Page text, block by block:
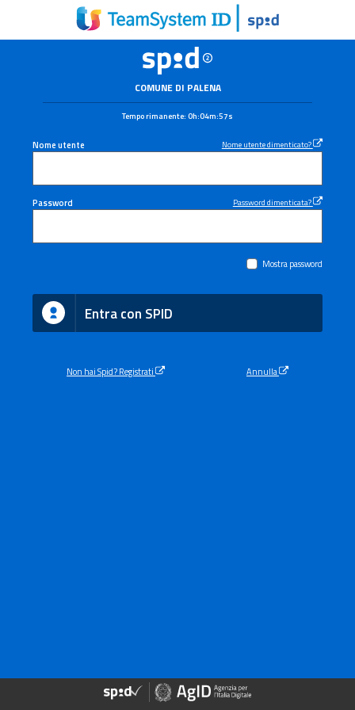
COMUNE DI PALENA
Tempo rimanente:0h:04m:57s
Nome utente Nome utente dimenticato?
Password Password dimenticata?
Mostra password
Entra con SPID
Non hai Spid? Registrati Annulla